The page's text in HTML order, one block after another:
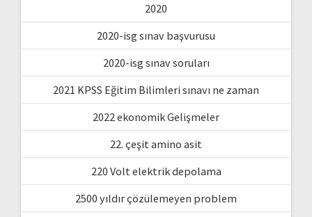
2020
2020-isg sınav başvurusu
2020-isg sınav soruları
2021 KPSS Eğitim Bilimleri sınavı ne zaman
2022 ekonomik Gelişmeler
22. çeşit amino asit
220 Volt elektrik depolama
2500 yıldır çözülemeyen problem